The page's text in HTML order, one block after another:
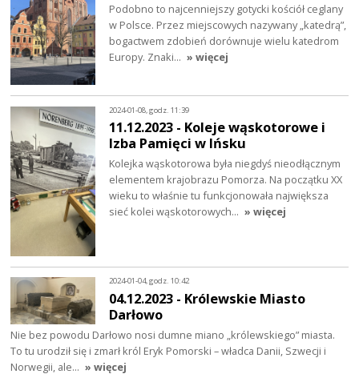
Podobno to najcenniejszy gotycki kościół ceglany
w Polsce. Przez miejscowych nazywany „katedrą”,
bogactwem zdobień dorównuje wielu katedrom
Europy. Znaki… » więcej
2024-01-08, godz. 11:39
11.12.2023 - Koleje wąskotorowe i
Izba Pamięci w Ińsku
Kolejka wąskotorowa była niegdyś nieodłącznym
elementem krajobrazu Pomorza. Na początku XX
wieku to właśnie tu funkcjonowała największa
sieć kolei wąskotorowych… » więcej
2024-01-04, godz. 10:42
04.12.2023 - Królewskie Miasto
Darłowo
Nie bez powodu Darłowo nosi dumne miano „królewskiego” miasta.
To tu urodził się i zmarł król Eryk Pomorski – władca Danii, Szwecji i
Norwegii, ale… » więcej